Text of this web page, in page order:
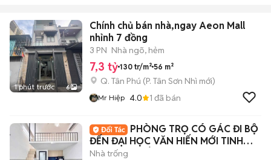
1 phút trước 6
Chính chủ bán nhà,ngay Aeon Mall
nhỉnh 7 đồng
3 PN Nhà ngõ, hẻm
7,3 tỷ 130 tr/m² 56 m²
Q. Tân Phú (P. Tân Sơn Nhì mới)
Mr Hiệp 4.0 1 đã bán
PHÒNG TRỌ CÓ GÁC ĐI BỘ
ĐẾN ĐẠI HỌC VĂN HIẾN MỚI TINH
CHO SINH VIÊN
Nhà trống